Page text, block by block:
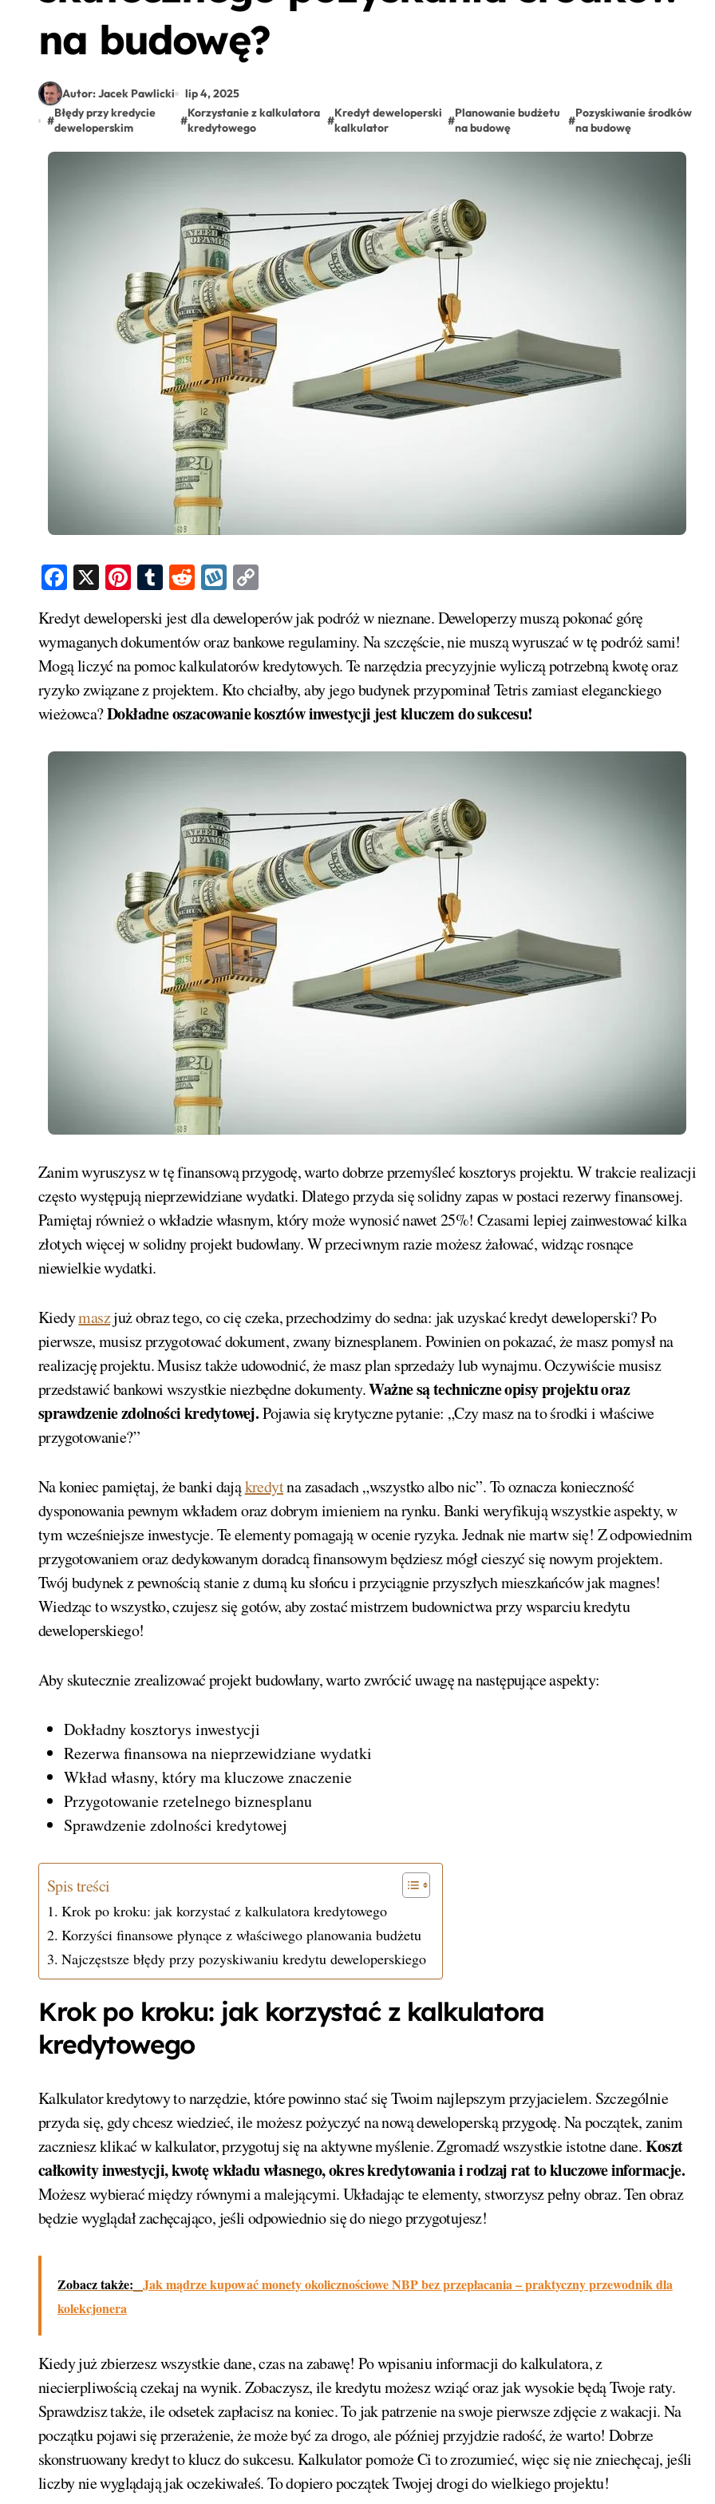
na budowę?
Autor: Jacek Pawlicki
lip 4, 2025
#
Błędy przy kredycie
deweloperskim
#
Korzystanie z kalkulatora
kredytowego
#
Kredyt deweloperski
kalkulator
#
Planowanie budżetu
na budowę
#
Pozyskiwanie środków
na budowę
Facebook
X Pinterest
Tumblr
RedditWykop
Kredyt deweloperski jest dla deweloperów jak podróż w nieznane. Deweloperzy muszą pokonać górę
wymaganych dokumentów oraz bankowe regulaminy. Na szczęście, nie muszą wyruszać w tę podróż sami!
Mogą liczyć na pomoc kalkulatorów kredytowych. Te narzędzia precyzyjnie wyliczą potrzebną kwotę oraz
ryzyko związane z projektem. Kto chciałby, aby jego budynek przypominał Tetris zamiast eleganckiego
wieżowca?Dokładne oszacowanie kosztów inwestycji jest kluczem do sukcesu!
Zanim wyruszysz w tę finansową przygodę, warto dobrze przemyśleć kosztorys projektu. W trakcie realizacji
często występują nieprzewidziane wydatki. Dlatego przyda się solidny zapas w postaci rezerwy finansowej.
Pamiętaj również o wkładzie własnym, który może wynosić nawet 25%! Czasami lepiej zainwestować kilka
złotych więcej w solidny projekt budowlany. W przeciwnym razie możesz żałować, widząc rosnące
niewielkie wydatki.
Kiedymaszjuż obraz tego, co cię czeka, przechodzimy do sedna: jak uzyskać kredyt deweloperski? Po
pierwsze, musisz przygotować dokument, zwany biznesplanem. Powinien on pokazać, że masz pomysł na
realizację projektu. Musisz także udowodnić, że masz plan sprzedaży lub wynajmu. Oczywiście musisz
przedstawić bankowi wszystkie niezbędne dokumenty.Ważne są techniczne opisy projektu oraz
sprawdzenie zdolności kredytowej.Pojawia się krytyczne pytanie: „Czy masz na to środki i właściwe
przygotowanie?”
Na koniec pamiętaj, że banki dająkredytna zasadach „wszystko albo nic”. To oznacza konieczność
dysponowania pewnym wkładem oraz dobrym imieniem na rynku. Banki weryfikują wszystkie aspekty, w
tym wcześniejsze inwestycje. Te elementy pomagają w ocenie ryzyka. Jednak nie martw się! Z odpowiednim
przygotowaniem oraz dedykowanym doradcą finansowym będziesz mógł cieszyć się nowym projektem.
Twój budynek z pewnością stanie z dumą ku słońcu i przyciągnie przyszłych mieszkańców jak magnes!
Wiedząc to wszystko, czujesz się gotów, aby zostać mistrzem budownictwa przy wsparciu kredytu
deweloperskiego!
Aby skutecznie zrealizować projekt budowlany, warto zwrócić uwagę na następujące aspekty:
Dokładny kosztorys inwestycji
Rezerwa finansowa na nieprzewidziane wydatki
Wkład własny, który ma kluczowe znaczenie
Przygotowanie rzetelnego biznesplanu
Sprawdzenie zdolności kredytowej
Spis treści
Krok po kroku: jak korzystać z kalkulatora kredytowego
Korzyści finansowe płynące z właściwego planowania budżetu
Najczęstsze błędy przy pozyskiwaniu kredytu deweloperskiego
Krok po kroku: jak korzystać z kalkulatora
kredytowego
Kalkulator kredytowy to narzędzie, które powinno stać się Twoim najlepszym przyjacielem. Szczególnie
przyda się, gdy chcesz wiedzieć, ile możesz pożyczyć na nową deweloperską przygodę. Na początek, zanim
zaczniesz klikać w kalkulator, przygotuj się na aktywne myślenie. Zgromadź wszystkie istotne dane.Koszt
całkowity inwestycji, kwotę wkładu własnego, okres kredytowania i rodzaj rat to kluczowe informacje.
Możesz wybierać między równymi a malejącymi. Układając te elementy, stworzysz pełny obraz. Ten obraz
będzie wyglądał zachęcająco, jeśli odpowiednio się do niego przygotujesz!
Zobacz także: Jak mądrze kupować monety okolicznościowe NBP bez przepłacania – praktyczny przewodnik dla
kolekcjonera
Kiedy już zbierzesz wszystkie dane, czas na zabawę! Po wpisaniu informacji do kalkulatora, z
niecierpliwością czekaj na wynik. Zobaczysz, ile kredytu możesz wziąć oraz jak wysokie będą Twoje raty.
Sprawdzisz także, ile odsetek zapłacisz na koniec. To jak patrzenie na swoje pierwsze zdjęcie z wakacji. Na
początku pojawi się przerażenie, że może być za drogo, ale później przyjdzie radość, że warto! Dobrze
skonstruowany kredyt to klucz do sukcesu. Kalkulator pomoże Ci to zrozumieć, więc się nie zniechęcaj, jeśli
liczby nie wyglądają jak oczekiwałeś. To dopiero początek Twojej drogi do wielkiego projektu!